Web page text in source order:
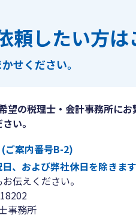
頼したい方は
せください。
の税理士・会計事務所にお
い。
(ご案内番号B-2)
、および弊社休日を除きます
伝えください。
事務所